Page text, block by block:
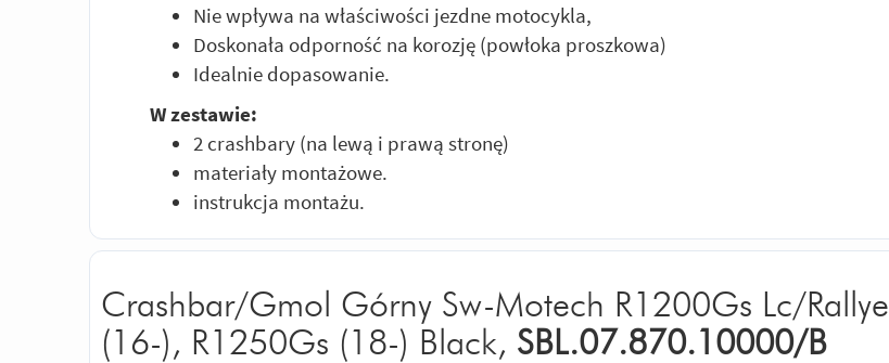
Nie wpływa na właściwości jezdne motocykla,
Doskonała odporność na korozję (powłoka proszkowa)
Idealnie dopasowanie.
W zestawie:
2 crashbary (na lewą i prawą stronę)
materiały montażowe.
instrukcja montażu.
Crashbar/Gmol Górny Sw-Motech R1200Gs Lc/Rallye
(16-), R1250Gs (18-) Black, SBL.07.870.10000/B